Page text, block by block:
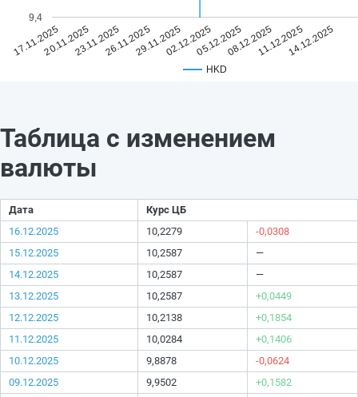
HKD
17.11.202520.11.202523.11.202526.11.202529.11.202502.12.202505.12.202508.12.202511.12.202514.12.2025
9,4
Таблица с изменением
валюты
Дата
Курс ЦБ
16.12.2025
10,2279
-0,0308
15.12.2025
10,2587
—
14.12.2025
10,2587
—
13.12.2025
10,2587
+0,0449
12.12.2025
10,2138
+0,1854
11.12.2025
10,0284
+0,1406
10.12.2025
9,8878
-0,0624
09.12.2025
9,9502
+0,1582